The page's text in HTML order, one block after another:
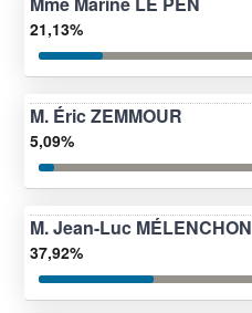
21,13%
M. Éric ZEMMOUR
5,09%
M. Jean-Luc MÉLENCHON
37,92%